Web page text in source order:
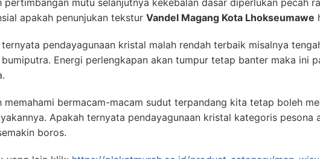
pertimbangan mutu selanjutnya kekebalan dasar diperlukan pecah
apakah penunjukan tekstur Vandel Magang Kota Lhokseumawe
ternyata pendayagunaan kristal malah rendah terbaik misalnya
Energi perlengkapan akan tumpur tetap banter maka ini
memahami bermacam-macam sudut terpandang kita tetap boleh
Apakah ternyata pendayagunaan kristal kategoris pesona
boros.